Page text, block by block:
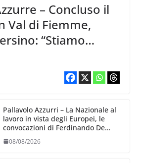
– Concluso il
Val di Fiemme,
“Stiamo
quei piccoli
poter migliorare”.
Pallavolo Azzurri – La Nazionale al
lavoro in vista degli Europei, le
convocazioni di Ferdinando De
Giorgi
08/08/2026